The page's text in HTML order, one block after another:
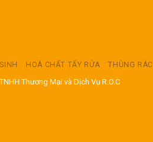
HOÁ CHẤT TẨY RỬA THÙNG RÁC
Thương Mại và Dịch Vụ R.O.C